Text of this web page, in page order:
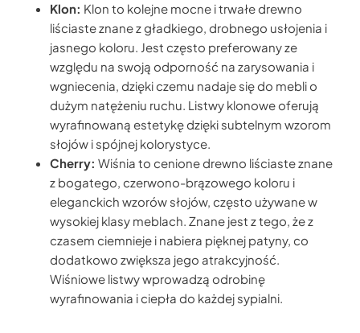
Klon: Klon to kolejne mocne i trwałe drewno
liściaste znane z gładkiego, drobnego usłojenia i
jasnego koloru. Jest często preferowany ze
względu na swoją odporność na zarysowania i
wgniecenia, dzięki czemu nadaje się do mebli o
dużym natężeniu ruchu. Listwy klonowe oferują
wyrafinowaną estetykę dzięki subtelnym wzorom
słojów i spójnej kolorystyce.
Cherry: Wiśnia to cenione drewno liściaste znane
z bogatego, czerwono-brązowego koloru i
eleganckich wzorów słojów, często używane w
wysokiej klasy meblach. Znane jest z tego, że z
czasem ciemnieje i nabiera pięknej patyny, co
dodatkowo zwiększa jego atrakcyjność.
Wiśniowe listwy wprowadzą odrobinę
wyrafinowania i ciepła do każdej sypialni.